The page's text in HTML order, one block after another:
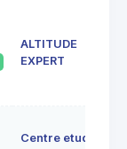
ALTITUDE
EXPERT
Centre etudes